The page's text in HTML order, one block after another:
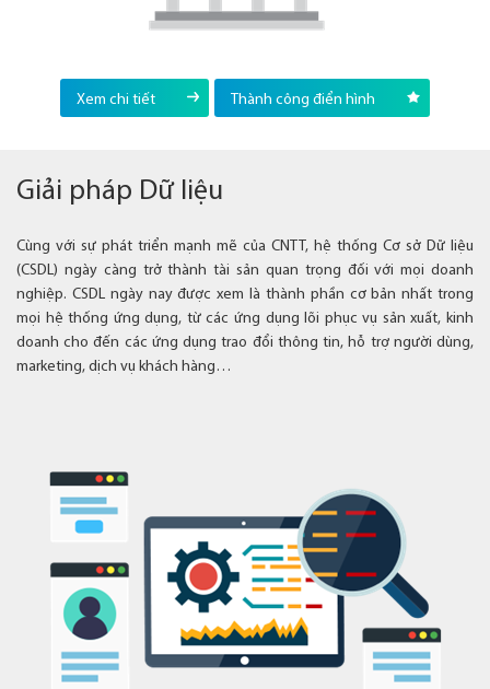
Xem chi tiết Thành công điển hình
Giải pháp Dữ liệu
Cùng với sự phát triển mạnh mẽ của CNTT, hệ thống Cơ sở Dữ liệu
(CSDL) ngày càng trở thành tài sản quan trọng đối với mọi doanh
nghiệp. CSDL ngày nay được xem là thành phần cơ bản nhất trong
mọi hệ thống ứng dụng, từ các ứng dụng lõi phục vụ sản xuất, kinh
doanh cho đến các ứng dụng trao đổi thông tin, hỗ trợ người dùng,
marketing, dịch vụ khách hàng…